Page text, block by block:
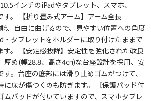
インチのiPadやタブレット、スマホ、
。 【折り畳み式アーム】アーム全長
、自由に曲げるので、見やすい位置への角度
・タブレットをホルダーに取り付けたままで
す。 【安定感抜群】安定性を強化された改良
厚め(幅28.8、高さ4㎝)な台座設計を採用、安
す。台座の底部には滑り止めゴムがつけて、
に床が傷つくのも防ぎます。 【保護パッド付
ムパッドが付いていますので、スマホタブレ